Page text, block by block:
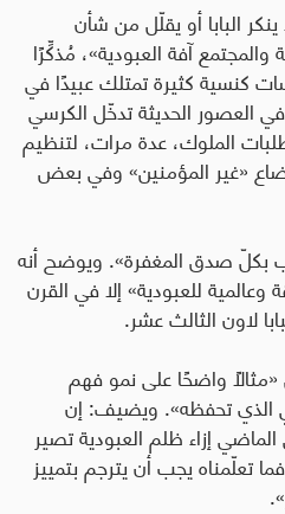
البابا أو يقلّل من شأن
والمجتمع آفة العبودية»، مُذكِّرًا
كنسية كثيرة تمتلك عبيدًا في
العصور الحديثة تدخّل الكرسي
الملوك، عدة مرات، لتنظيم
«غير المؤمنين» وفي بعض
بكلّ صدق المغفرة». ويوضح أنه
للعبودية» إلا في القرن
لاون الثالث عشر.
واضحًا على نمو فهم
الذي تحفظه». ويضيف: إن
إزاء ظلم العبودية تصير
تعلّمناه يجب أن يترجم بتمييز